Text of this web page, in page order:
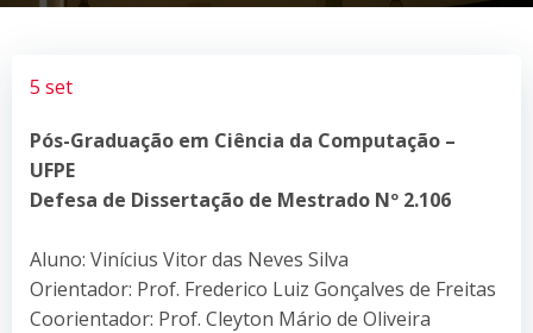
5 set
Pós-Graduação em Ciência da Computação –
UFPE
Defesa de Dissertação de Mestrado Nº 2.106
Aluno: Vinícius Vitor das Neves Silva
Orientador: Prof. Frederico Luiz Gonçalves de Freitas
Coorientador: Prof. Cleyton Mário de Oliveira